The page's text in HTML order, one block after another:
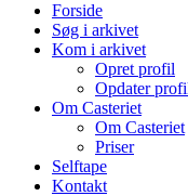
Forside
Søg i arkivet
Kom i arkivet
Opret profil
Opdater
Om Casteriet
Om Casteriet
Priser
Selftape
Kontakt